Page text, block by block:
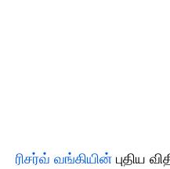
ரிசர்வ் வங்கியின் புதிய